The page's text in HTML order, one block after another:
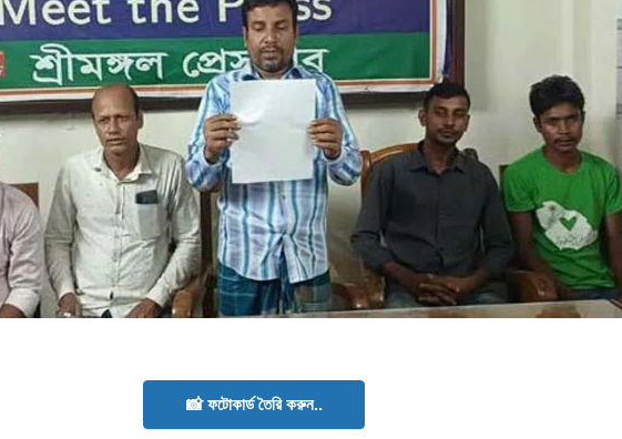
📸 ফটোকার্ড তৈরি করুন..